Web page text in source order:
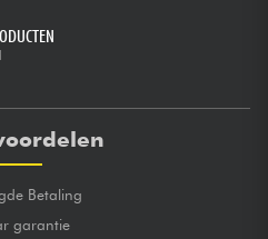
Betaling
garantie